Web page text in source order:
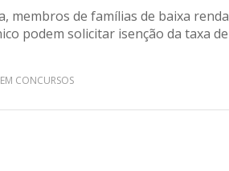
membros de famílias de baixa renda
podem solicitar isenção da taxa de
CONCURSOS